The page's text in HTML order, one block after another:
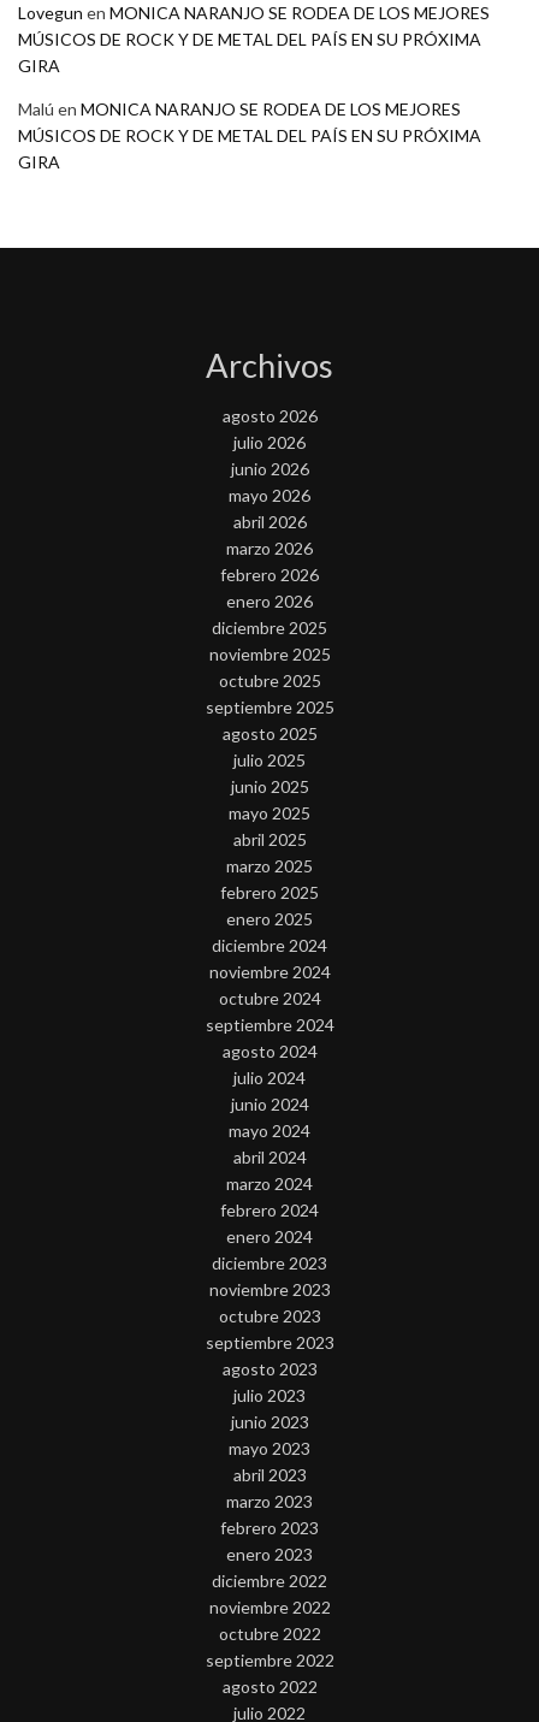
Lovegun en MONICA NARANJO SE RODEA DE LOS MEJORES
MÚSICOS DE ROCK Y DE METAL DEL PAÍS EN SU PRÓXIMA
GIRA
Malú en MONICA NARANJO SE RODEA DE LOS MEJORES
MÚSICOS DE ROCK Y DE METAL DEL PAÍS EN SU PRÓXIMA
GIRA
Archivos
agosto 2026
julio 2026
junio 2026
mayo 2026
abril 2026
marzo 2026
febrero 2026
enero 2026
diciembre 2025
noviembre 2025
octubre 2025
septiembre 2025
agosto 2025
julio 2025
junio 2025
mayo 2025
abril 2025
marzo 2025
febrero 2025
enero 2025
diciembre 2024
noviembre 2024
octubre 2024
septiembre 2024
agosto 2024
julio 2024
junio 2024
mayo 2024
abril 2024
marzo 2024
febrero 2024
enero 2024
diciembre 2023
noviembre 2023
octubre 2023
septiembre 2023
agosto 2023
julio 2023
junio 2023
mayo 2023
abril 2023
marzo 2023
febrero 2023
enero 2023
diciembre 2022
noviembre 2022
octubre 2022
septiembre 2022
agosto 2022
julio 2022